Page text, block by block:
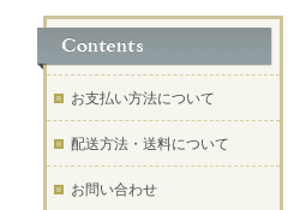
お支払い方法について
配送方法・送料について
お問い合わせ